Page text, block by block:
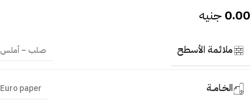
0.00جنيه
ملائمة الأسطح صلب – أملس
الخـامــة Euro paper